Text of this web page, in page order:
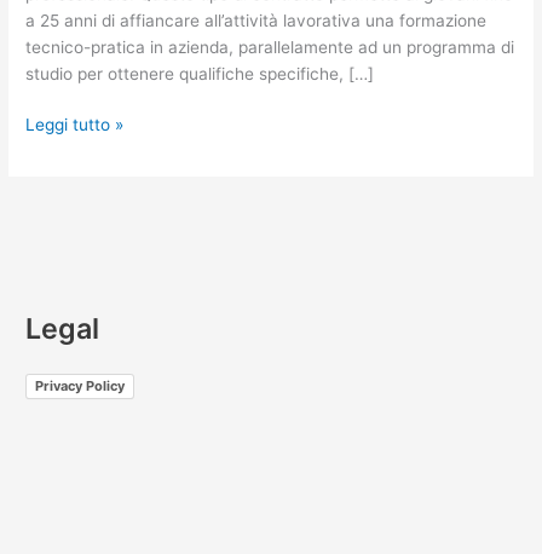
a 25 anni di affiancare all’attività lavorativa una formazione
tecnico-pratica in azienda, parallelamente ad un programma di
studio per ottenere qualifiche specifiche, […]
Leggi tutto »
Legal
Privacy Policy